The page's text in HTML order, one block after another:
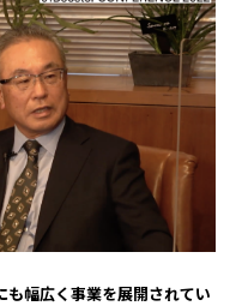
幅広く事業を展開されてい